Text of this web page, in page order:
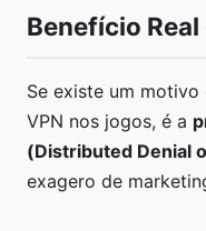
Benefício
Se existe um
VPN nos jogos, é a
(Distributed Denial
exagero de